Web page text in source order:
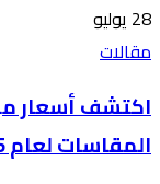
28 يوليو
مقالات
اكتشف أسعار
المقاسات لعام 2025